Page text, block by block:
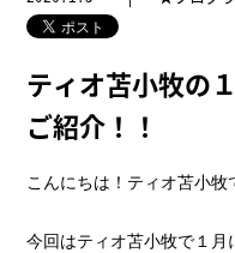
ティオ苫小牧の
ご紹介！！
こんにちは！ティオ苫小牧
今回はティオ苫小牧で１月